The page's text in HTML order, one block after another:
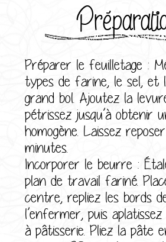
Préparer le feuilletage :
types de farine, le sel, et
grand bol. Ajoutez la
pétrissez jusqu’à obtenir
homogène. Laissez
minutes.
Incorporer le beurre :
plan de travail fariné.
centre, repliez les bords
l’enfermer, puis
à pâtisserie. Pliez la pâte